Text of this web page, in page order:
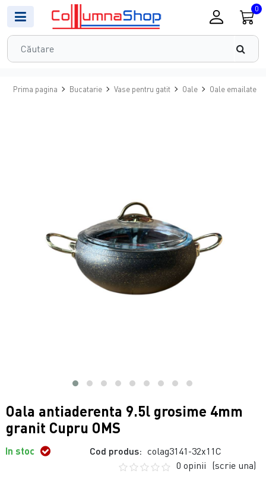
0
Prima pagina Bucatarie Vase pentru gatit Oale Oale emailate
Oala antiaderenta 9.5l grosime 4mm
granit Cupru OMS
In stoc Cod produs: colag3141-32x11C
0 opinii (scrie una)